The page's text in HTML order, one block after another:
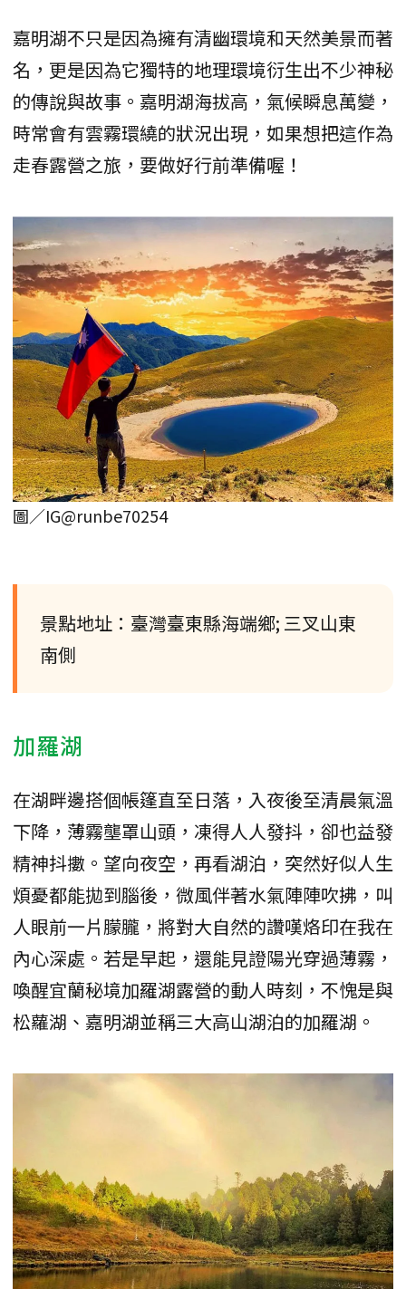
嘉明湖不只是因為擁有清幽環境和天然美景而著
名，更是因為它獨特的地理環境衍生出不少神秘
的傳說與故事。嘉明湖海拔高，氣候瞬息萬變，
時常會有雲霧環繞的狀況出現，如果想把這作為
走春露營之旅，要做好行前準備喔！
圖／IG@runbe70254
景點地址：臺灣臺東縣海端鄉; 三叉山東
南側
加羅湖
在湖畔邊搭個帳篷直至日落，入夜後至清晨氣溫
下降，薄霧壟罩山頭，凍得人人發抖，卻也益發
精神抖擻。望向夜空，再看湖泊，突然好似人生
煩憂都能拋到腦後，微風伴著水氣陣陣吹拂，叫
人眼前一片朦朧，將對大自然的讚嘆烙印在我在
內心深處。若是早起，還能見證陽光穿過薄霧，
喚醒宜蘭秘境加羅湖露營的動人時刻，不愧是與
松蘿湖、嘉明湖並稱三大高山湖泊的加羅湖。